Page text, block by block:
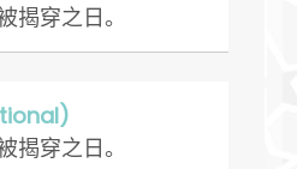
揭穿之日。
揭穿之日。